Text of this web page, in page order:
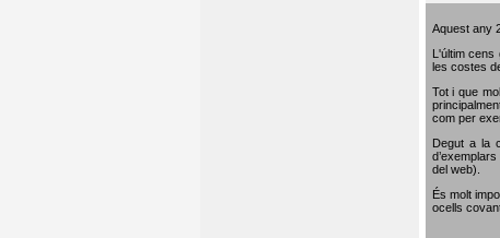
Aquest any
L'últim
les costes
Tot i que
com per
Degut a la
del web).
És molt
ocells